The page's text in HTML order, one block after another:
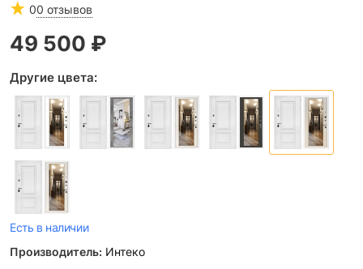
00 отзывов
49 500 ₽
Другие цвета:
Есть в наличии
Производитель: Интеко